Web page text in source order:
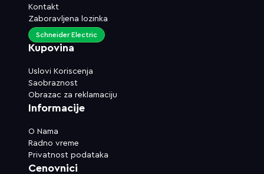
Kontakt
Zaboravljena lozinka
Kupovina
Uslovi Koriscenja
Saobraznost
Obrazac za reklamaciju
Schneider Electric
Informacije
O Nama
Radno vreme
Privatnost podataka
Cenovnici